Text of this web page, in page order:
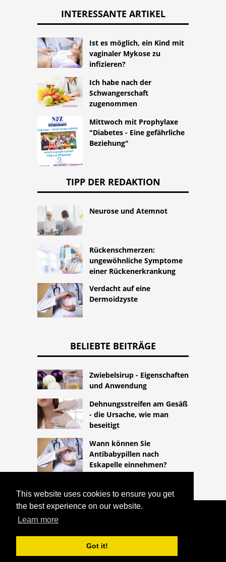
This website uses cookies to ensure you get
the best experience on our website.
Learn more
Got it!
INTERESSANTE ARTIKEL
Ist es möglich, ein Kind mit
vaginaler Mykose zu
infizieren?
Ich habe nach der
Schwangerschaft
zugenommen
Mittwoch mit Prophylaxe
"Diabetes - Eine gefährliche
Beziehung"
TIPP DER REDAKTION
Neurose und Atemnot
Rückenschmerzen:
ungewöhnliche Symptome
einer Rückenerkrankung
Verdacht auf eine
Dermoidzyste
BELIEBTE BEITRÄGE
Zwiebelsirup - Eigenschaften
und Anwendung
Dehnungsstreifen am Gesäß
- die Ursache, wie man
beseitigt
Wann können Sie
Antibabypillen nach
Eskapelle einnehmen?
HTTPS://LIFESTYLEMED.NET
BLUTUNGEN NACH EINER FEHLGEBURT